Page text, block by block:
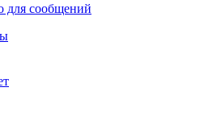
для сообщений